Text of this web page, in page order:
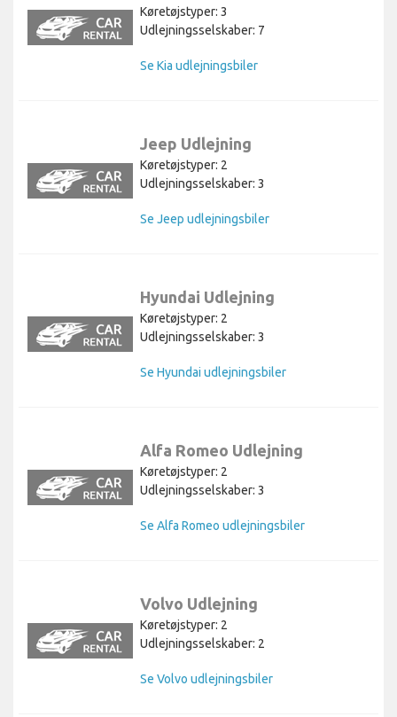
Køretøjstyper: 3
Udlejningsselskaber: 7
Se Kia udlejningsbiler
Jeep Udlejning
Køretøjstyper: 2
Udlejningsselskaber: 3
Se Jeep udlejningsbiler
Hyundai Udlejning
Køretøjstyper: 2
Udlejningsselskaber: 3
Se Hyundai udlejningsbiler
Alfa Romeo Udlejning
Køretøjstyper: 2
Udlejningsselskaber: 3
Se Alfa Romeo udlejningsbiler
Volvo Udlejning
Køretøjstyper: 2
Udlejningsselskaber: 2
Se Volvo udlejningsbiler